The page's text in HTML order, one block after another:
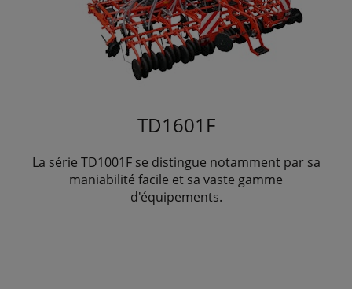
TD1601F
La série TD1001F se distingue notamment par sa
maniabilité facile et sa vaste gamme
d'équipements.